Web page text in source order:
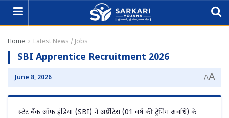
Home Latest News / Jobs
SBI Apprentice Recruitment 2026
June 8, 2026 AA
स्टेट बैंक ऑफ इंडिया (SBI) ने अप्रेंटिस (01 वर्ष की ट्रेनिंग अवधि) के